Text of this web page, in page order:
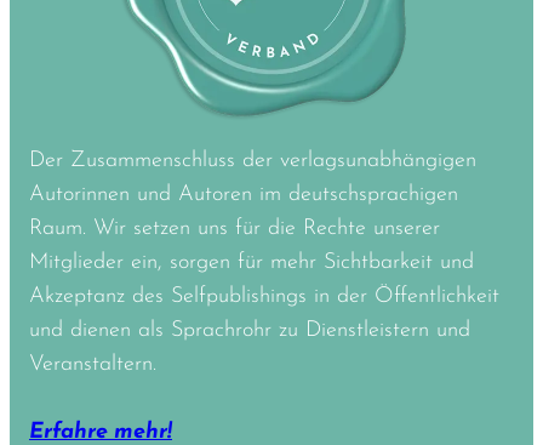
Der Zusammenschluss der verlagsunabhängigen
Autorinnen und Autoren im deutschsprachigen
Raum. Wir setzen uns für die Rechte unserer
Mitglieder ein, sorgen für mehr Sichtbarkeit und
Akzeptanz des Selfpublishings in der Öffentlichkeit
und dienen als Sprachrohr zu Dienstleistern und
Veranstaltern.
Erfahre mehr!